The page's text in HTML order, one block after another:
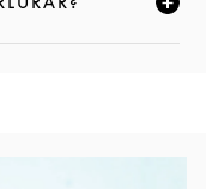
HÄR